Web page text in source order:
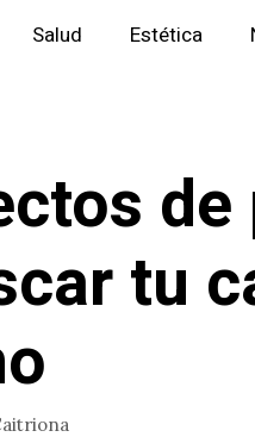
Salud Estética
tu